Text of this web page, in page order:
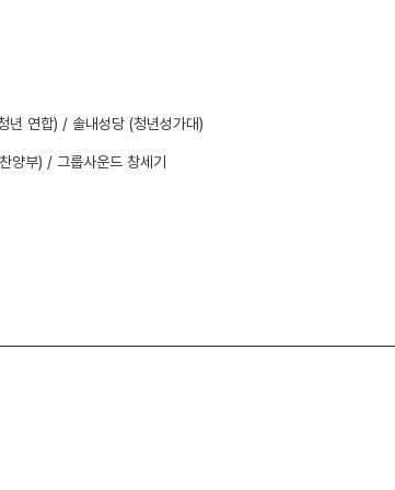
년 연합) / 솔내성당 (청년성가대)
양부) / 그룹사운드 창세기